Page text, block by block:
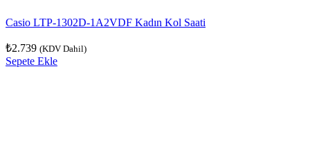
Casio LTP-1302D-1A2VDF Kadın Kol Saati
₺2.739 (KDV Dahil)
Sepete Ekle